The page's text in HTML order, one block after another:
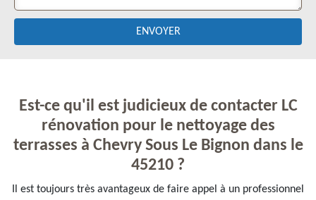
Est-ce qu'il est judicieux de contacter LC
rénovation pour le nettoyage des
terrasses à Chevry Sous Le Bignon dans le
45210 ?
Il est toujours très avantageux de faire appel à un professionnel